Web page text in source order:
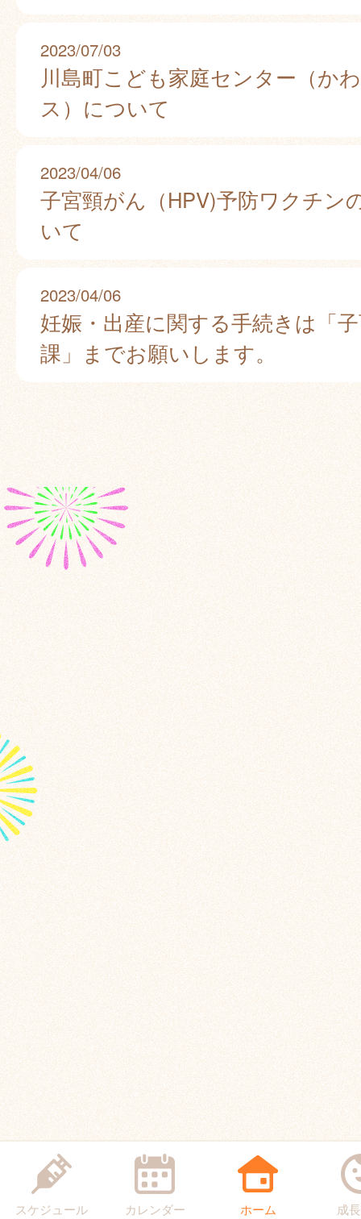
2023/07/03
川島町こども家庭センター（か
ス）について
2023/04/06
子宮頸がん（HPV)予防ワクチン
いて
2023/04/06
妊娠・出産に関する手続きは「
課」までお願いします。
スケジュール カレンダー ホーム 成